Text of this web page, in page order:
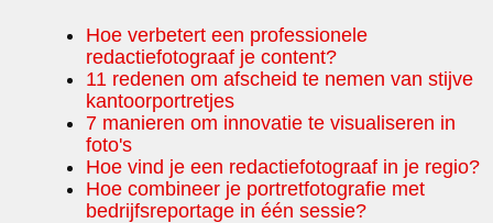
Hoe verbetert een professionele
redactiefotograaf je content?
11 redenen om afscheid te nemen van stijve
kantoorportretjes
7 manieren om innovatie te visualiseren in
foto's
Hoe vind je een redactiefotograaf in je regio?
Hoe combineer je portretfotografie met
bedrijfsreportage in één sessie?